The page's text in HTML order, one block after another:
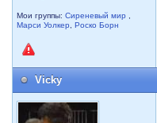
Мои группы:Сиреневый мир
Марси Уолкер
,Роско Борн
Vicky